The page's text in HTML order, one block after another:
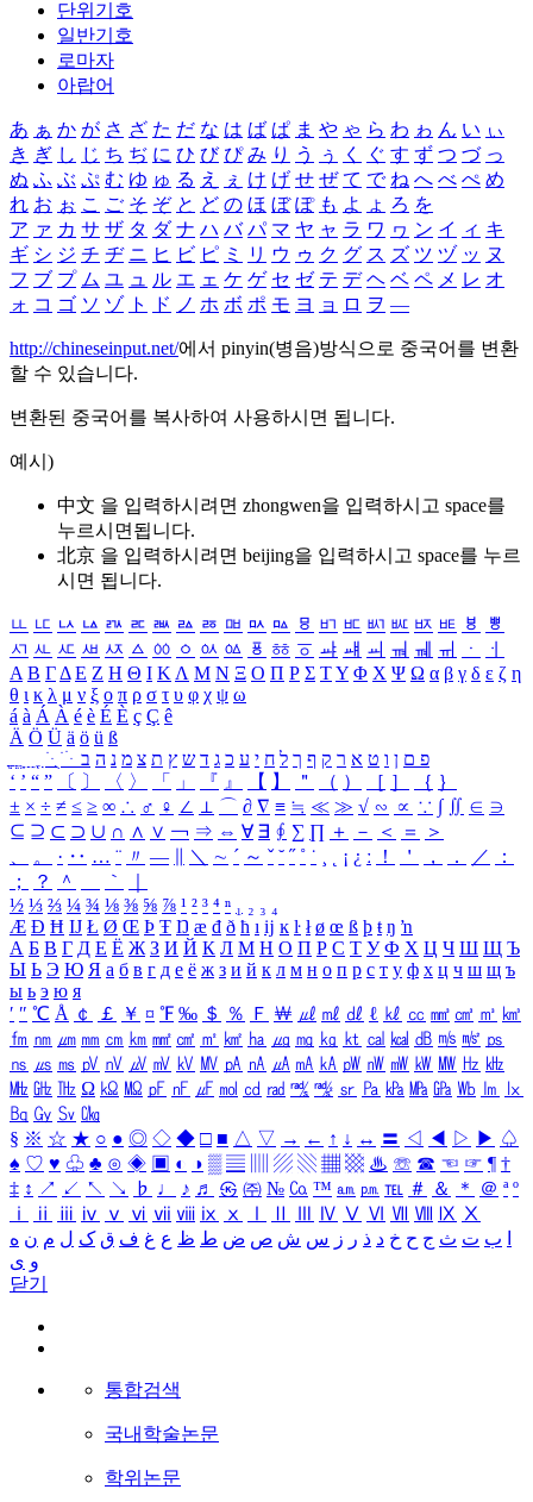
단위기호
일반기호
로마자
아랍어
あ ぁ か が さ ざ た だ な は ば ぱ ま や ゃ ら わ ゎ ん い ぃ
き ぎ し じ ち ぢ に ひ び ぴ み り う ぅ く ぐ す ず つ づ っ
ぬ ふ ぶ ぷ む ゆ ゅ る え ぇ け げ せ ぜ て で ね へ べ ぺ め
れ お ぉ こ ご そ ぞ と ど の ほ ぼ ぽ も よ ょ ろ を
ア ァ カ サ ザ タ ダ ナ ハ バ パ マ ヤ ャ ラ ワ ヮ ン イ ィ キ
ギ シ ジ チ ヂ ニ ヒ ビ ピ ミ リ ウ ゥ ク グ ス ズ ツ ヅ ッ ヌ
フ ブ プ ム ユ ュ ル エ ェ ケ ゲ セ ゼ テ デ ヘ ベ ペ メ レ オ
ォ コ ゴ ソ ゾ ト ド ノ ホ ボ ポ モ ヨ ョ ロ ヲ ―
http://chineseinput.net/에서 pinyin(병음)방식으로 중국어를 변환
할 수 있습니다.
변환된 중국어를 복사하여 사용하시면 됩니다.
예시)
中文 을 입력하시려면 zhongwen을 입력하시고 space를
누르시면됩니다.
北京 을 입력하시려면 beijing을 입력하시고 space를 누르
시면 됩니다.
ㅥ ㅦ ㅧ ㅨ ㅩ ㅪ ㅫ ㅬ ㅭ ㅮ ㅯ ㅰ ㅱ ㅲ ㅳ ㅴ ㅵ ㅶ ㅷ ㅸ
ㅹ
ㅺ ㅻ ㅼ ㅽ ㅾ ㅿ ㆀ ㆁ ㆂ ㆃ ㆄ ㆅ ㆆ ㆇ ㆈ ㆉ ㆊ ㆋ ㆌ ㆍ
ㆎ
Α Β ΓΔ Ε Ζ Η Θ Ι ΚΛ Μ Ν Ξ Ο Π Ρ Σ ΤΥ Φ Χ Ψ Ω α β γ δ ε ζ η
θ ι κ λ μ ν ξ ο π ρ σ τ υ φ χ ψ ω
á à Á À é è É È ç Ç ê
Ä Ö Ü ä ö ü ß
ִֶֹ ֻּ ׁׂ פ ם ן ו ט א ר ק ף ך ל ח י ע כ ג ד ש ץ ת צ מ נ ה ב
‘ ’ “ ” 〔 〕 〈 〉 「 」 『 』 【 】 ＂ （ ） ［ ］ ｛ ｝
± × ÷ ≠ ≤ ≥ ∞ ∴ ♂ ♀ ∠ ⊥ ⌒ ∂ ∇ ≡ ≒ ≪ ≫ √ ∽ ∝ ∵ ∫ ∬ ∈ ∋
⊆ ⊇ ⊂ ⊃ ∪ ∩ ∧ ∨ ￢ ⇒ ⇔ ∀ ∃ ∮ ∑ ∏ ＋ － ＜ ＝
＞
、
。 · ‥ … ¨ 〃 ― ＼ ∼ ´ ～ ˇ ˘ ˝ ˚ ˙ ¸ ¡ ¿ ː ！ ＇ ， ． ／
：
；
？ ＾ ｀
½ ⅓ ⅔ ¼ ¾ ⅛ ⅜ ⅝ ⅞ ¹ ² ³ ⁴ ⁿ ₁ ₂ ₃ ₄
Æ Ð Ħ Ĳ Ł Ø Œ Þ Ŧ Ŋ æ đ ð ħ ı ĳ ĸ ŀ ł ø œ ß þ ŧ ŋ ŉ
А Б В Г Д Е Ё Ж З И Й К Л М Н О П Р С Т У Ф Х Ц Ч Ш Щ Ъ
Ы Ь Э Ю Я а б в г д е ё ж з и й к л м н о п р с т у ф х ц ч ш щ ъ
ы ь э ю я
′ ″ ℃ Å ￠ ￡ ￥ ¤ ℉ ‰ ＄ ％ Ｆ ￦ ㎕ ㎖ ㎗ ℓ ㎘ ㏄ ㎣ ㎤ ㎥ ㎦
㎙ ㎚ ㎛ ㎜ ㎝ ㎞ ㎟ ㎠ ㎡ ㎢ ㏊ ㎍ ㎎ ㎏ ㏏ ㎈ ㎉ ㏈ ㎧ ㎨ ㎰
㎱ ㎲ ㎳ ㎴ ㎵ ㎶ ㎷ ㎸ ㎹ ㎀ ㎁ ㎂ ㎃ ㎄ ㎺ ㎻ ㎽ ㎾ ㎿ ㎐ ㎑
㎒ ㎓ ㎔ Ω ㏀ ㏁ ㎊ ㎋ ㎌ ㏖ ㏅ ㎭ ㎮ ㎯ ㏛ ㎩ ㎪ ㎫ ㎬ ㏝ ㏐
㏓
㏃ ㏉ ㏜ ㏆
§ ※ ☆ ★ ○ ● ◎ ◇ ◆ □ ■ △ ▽ → ← ↑ ↓ ↔ 〓 ◁ ◀ ▷ ▶ ♤
♠ ♡ ♥ ♧ ♣ ⊙ ◈ ▣ ◐ ◑ ▒ ▤ ▨ ▧ ▦ ▩ ♨ ☏ ☎ ☜ ☞ ¶ †
‡ ↕ ↗ ↙ ↖ ↘ ♭ ♩ ♪ ♬ ㉿ ㈜ № ㏇ ™ ㏂ ㏘ ℡ ＃ ＆ ＊ ＠ ª º
ⅰ
ⅱ ⅲ ⅳ ⅴ ⅵ ⅶ ⅷ ⅸ ⅹ Ⅳ Ⅴ Ⅵ Ⅶ Ⅷ Ⅸ Ⅹ
ب ت ث ج ح خ د ذ ر ز س ش ص ض ط ظ ع غ ف ق ک ل م ن ه
و ی
닫기
통합검색
국내학술논문
학위논문